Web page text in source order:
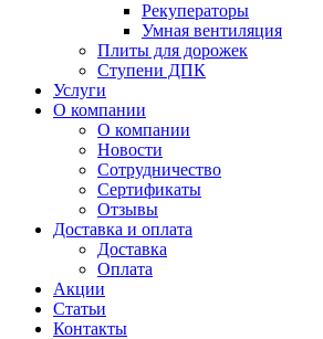
Рекуператоры
Умная вентиляция
Плиты для дорожек
Ступени ДПК
Услуги
О компании
О компании
Новости
Сотрудничество
Сертификаты
Отзывы
Доставка и оплата
Доставка
Оплата
Акции
Статьи
Контакты